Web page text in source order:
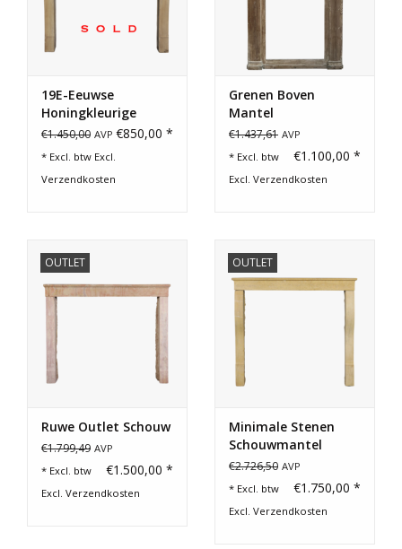
19E-Eeuwse
Honingkleurige
Stenen Open
€1.450,00 AVP €850,00 *
* Excl. btw Excl.
Verzendkosten
Grenen Boven
Mantel
€1.437,61 AVP
€1.100,00 *
* Excl. btw
Excl. Verzendkosten
OUTLET
Ruwe Outlet Schouw
€1.799,49 AVP
€1.500,00 *
* Excl. btw
Excl. Verzendkosten
OUTLET
Minimale Stenen
Schouwmantel
€2.726,50 AVP
€1.750,00 *
* Excl. btw
Excl. Verzendkosten